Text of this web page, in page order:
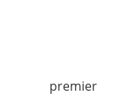
premier